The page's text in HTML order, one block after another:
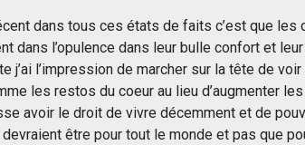
dans tous ces états de faits c’est que
dans l’opulence dans leur bulle confort et
j’ai l’impression de marcher sur la tête de
les restos du coeur au lieu d’augmenter
avoir le droit de vivre décemment et de
être pour tout le monde et pas que